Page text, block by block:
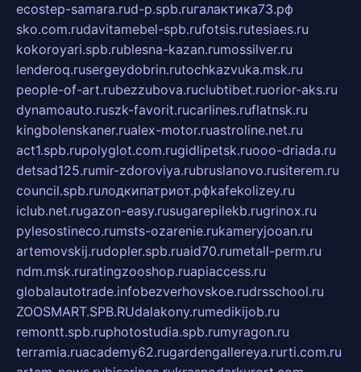
ecostep-samara.rud-p.spb.ruгалактика73.рф
sko.com.rudavitamebel-spb.rufotsis.rutesiaes.ru
kokoroyari.spb.rublesna-kazan.rumossilver.ru
lenderoq.rusergeydobrin.rutochkazvuka.msk.ru
people-of-art.rubezzubova.ruclubtibet.ruorior-aks.ru
dynamoauto.ruszk-favorit.rucarlines.ruflatnsk.ru
kingbolenskaner.rualex-motor.ruastroline.net.ru
act1.spb.rupolyglot.com.rugidlipetsk.ruooo-driada.ru
detsad125.rumir-zdoroviya.rubruslanovo.rusiterem.ru
council.spb.ruлодкипатриот.рфkafekolizey.ru
iclub.net.rugazon-easy.rusugarepilekb.rugrinox.ru
pylesostineco.rumsts-ozarenie.rukameryjooan.ru
artemovskij.rudopler.spb.ruaid70.rumetall-perm.ru
ndm.msk.ruratingzooshop.ruapiaccess.ru
globalautotrade.infobezverhovskoe.rudrsschool.ru
ZOOSMART.SPB.RUdalakony.rumedikijob.ru
remontt.spb.ruphotostudia.spb.rumyragon.ru
terramia.ruacademy62.rugardengallereya.rurti.com.ru